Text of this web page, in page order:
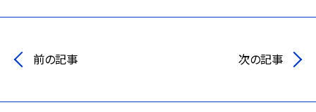
前の記事 次の記事